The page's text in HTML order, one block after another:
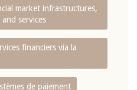
market infrastructures,
services
financiers via la
de paiement